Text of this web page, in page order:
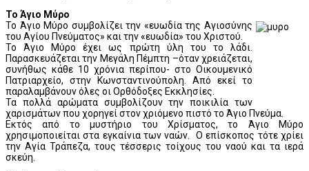
Το Άγιο Μύρο
Το Άγιο Μύρο συμβολίζει την «ευωδία της Αγιοσύνης
του Αγίου Πνεύματος» και την «ευωδία» του Χριστού.
Το Άγιο Μύρο έχει ως πρώτη ύλη του το λάδι.
Παρασκευάζεται την Μεγάλη Πέμπτη –όταν χρειάζεται,
συνήθως κάθε 10 χρόνια περίπου- στο Οικουμενικό
Πατριαρχείο, στην Κωνσταντινούπολη. Από εκεί το
παραλαμβάνουν όλες οι Ορθόδοξες Εκκλησίες.
Τα πολλά αρώματα συμβολίζουν την ποικιλία των
χαρισμάτων που χορηγεί στον χριόμενο πιστό το Άγιο Πνεύμα.
Εκτός από το μυστήριο του Χρίσματος, το Άγιο Μύρο
χρησιμοποιείται στα εγκαίνια των ναών. Ο επίσκοπος τότε χρίει
την Αγία Τράπεζα, τους τέσσερις τοίχους του ναού και τα ιερά
σκεύη.